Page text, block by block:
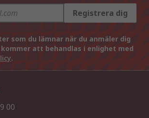
Registrera dig
som du lämnar när du anmäler dig
att behandlas i enlighet med
.
00